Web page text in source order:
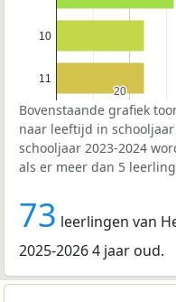
20
20
10
11
Bovenstaande grafiek
naar leeftijd in schooljaar
schooljaar 2023-2024
als er meer dan 5
73 leerlingen van
2025-2026 4 jaar oud.